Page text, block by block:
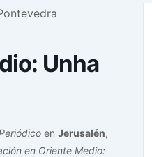
Unha
en Jerusalén,
en Oriente Medio: